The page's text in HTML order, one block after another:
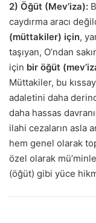
2) Öğüt (Mev’iza):
caydırma aracı
(müttakiler) için,
taşıyan, O’ndan
için bir öğüt
Müttakiler, bu
adaletini daha
daha hassas
ilahi cezaların asla
hem genel olarak
özel olarak
(öğüt) gibi yüce